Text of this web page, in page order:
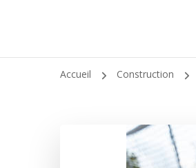
Accueil Construction